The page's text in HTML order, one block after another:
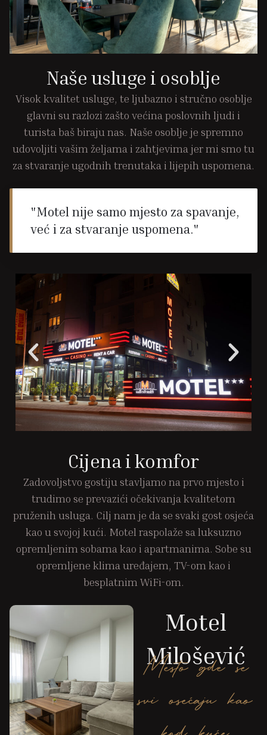
Naše usluge i osoblje
Visok kvalitet usluge, te ljubazno i stručno osoblje
glavni su razlozi zašto većina poslovnih ljudi i
turista baš biraju nas. Naše osoblje je spremno
udovoljiti vašim željama i zahtjevima jer mi smo tu
za stvaranje ugodnih trenutaka i lijepih uspomena.
"Motel nije samo mjesto za spavanje,
već i za stvaranje uspomena."
Cijena i komfor
Zadovoljstvo gostiju stavljamo na prvo mjesto i
trudimo se prevazići očekivanja kvalitetom
pruženih usluga. Cilj nam je da se svaki gost osjeća
kao u svojoj kući. Motel raspolaže sa luksuzno
opremljenim sobama kao i apartmanima. Sobe su
opremljene klima uređajem, TV-om kao i
besplatnim WiFi-om.
Motel
Milošević
Mesto gde se
svi osećaju kao